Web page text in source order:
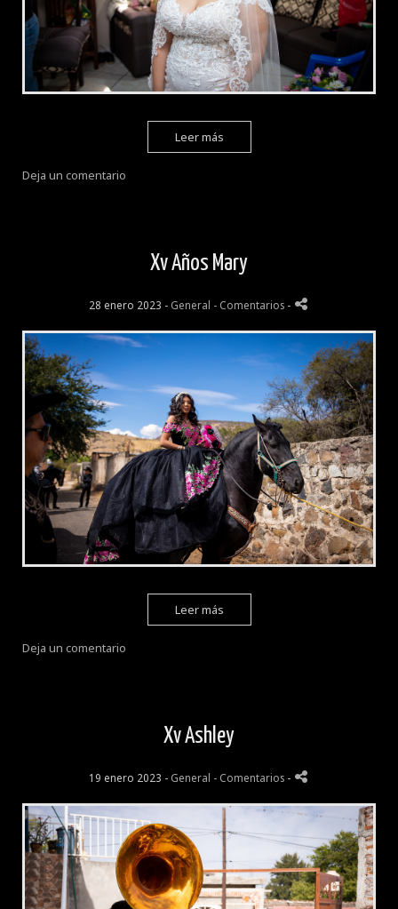
Leer más
Deja un comentario
Xv Años Mary
28 enero 2023 - General - Comentarios -
Leer más
Deja un comentario
Xv Ashley
19 enero 2023 - General - Comentarios -